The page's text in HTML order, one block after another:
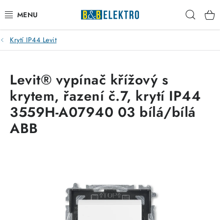
na
obsah
Reklamace / Vrácení zboží
Kontakty
VYTÁPĚNÍ
Krytí IP44 Levit
Levit® vypínač křížový s
krytem, řazení č.7, krytí IP44
3559H-A07940 03 bílá/bílá
ABB